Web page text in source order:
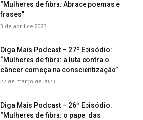
“Mulheres de fibra: Abrace poemas e
frases”
3 de abril de 2023
Diga Mais Podcast – 27º Episódio:
“Mulheres de fibra: a luta contra o
câncer começa na conscientização”
27 de março de 2023
Diga Mais Podcast – 26º Episódio:
“Mulheres de fibra: o papel das